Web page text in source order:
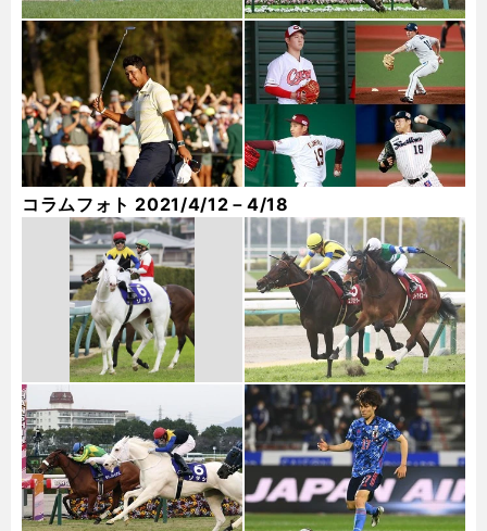
コラムフォト 2021/4/12－4/18